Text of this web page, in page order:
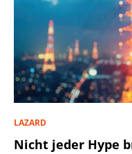
LAZARD
Nicht jeder Hype